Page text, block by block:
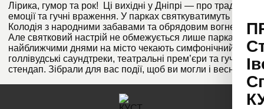
Лірика, гумор та рок! Ці вихідні у Дніпрі — про традиції,
емоції та гучні враження. У парках святкуватимуть
Колодія з народними забавами та обрядовим вогнем.
Але святковий настрій не обмежується лише парками:
найближчими днями на місто чекають симфонічний рок,
голлівудські саундтреки, театральні прем’єри та гучний
стендап. Зібрали для вас події, щоб ви могли і весну […]